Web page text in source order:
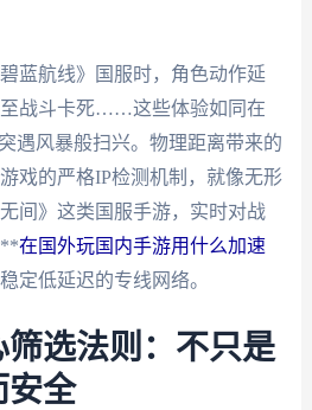
蓝航线》国服时，角色动作延
战斗卡死……这些体验如同在
遇风暴般扫兴。物理距离带来的
戏的严格IP检测机制，就像无形
间》这类国服手游，实时对战
在国外玩国内手游用什么加速
定低延迟的专线网络。
选法则：不只是
安全